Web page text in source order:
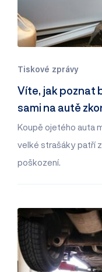
Tiskové zprávy
Víte, jak poznat
sami na autě
Koupě ojetého auta
velké strašáky patří
poškození.